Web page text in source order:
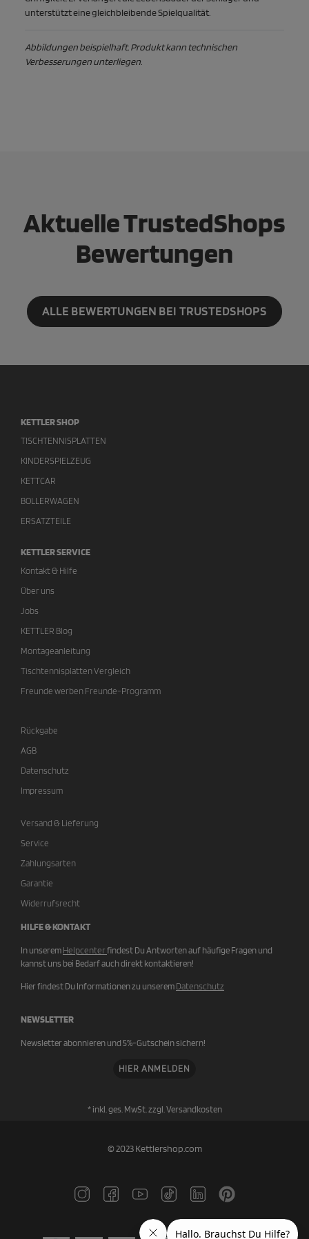
unterstützt eine gleichbleibende Spielqualität.
Abbildungen beispielhaft. Produkt kann technischen
Verbesserungen unterliegen.
Aktuelle TrustedShops
Bewertungen
ALLE BEWERTUNGEN BEI TRUSTEDSHOPS
KETTLER SHOP
TISCHTENNISPLATTEN
KINDERSPIELZEUG
KETTCAR
BOLLERWAGEN
ERSATZTEILE
KETTLER SERVICE
Kontakt & Hilfe
Über uns
Jobs
KETTLER Blog
Montageanleitung
Tischtennisplatten Vergleich
Freunde werben Freunde-Programm
Rückgabe
AGB
Datenschutz
Impressum
Versand & Lieferung
Service
Zahlungsarten
Garantie
Widerrufsrecht
HILFE & KONTAKT
In unserem Helpcenter findest Du Antworten auf häufige Fragen und
kannst uns bei Bedarf auch direkt kontaktieren!
Hier findest Du Informationen zu unserem Datenschutz
NEWSLETTER
Newsletter abonnieren und 5%-Gutschein sichern!
HIER ANMELDEN
* inkl. ges. MwSt. zzgl. Versandkosten
© 2023 Kettlershop.com